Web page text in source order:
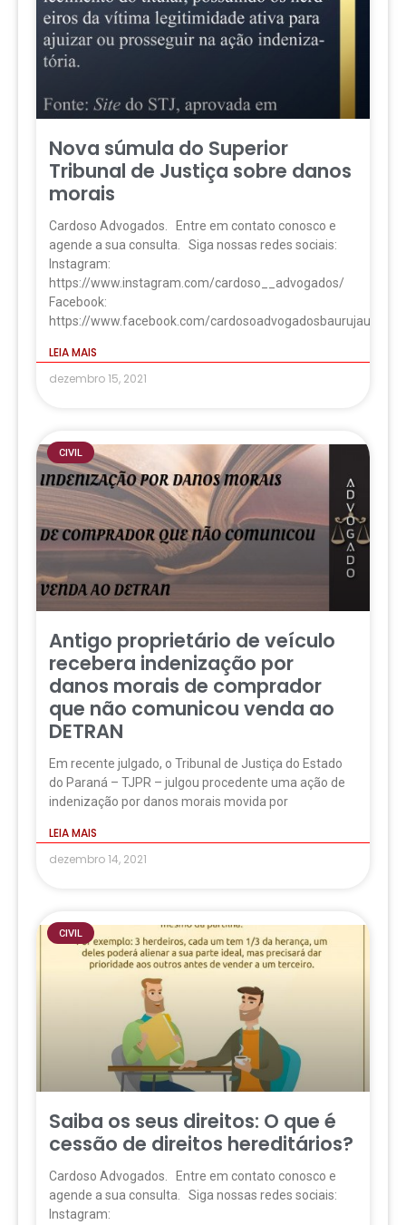
Nova súmula do Superior
Tribunal de Justiça sobre danos
morais
Cardoso Advogados. Entre em contato conosco e
agende a sua consulta. Siga nossas redes sociais:
Instagram:
https://www.instagram.com/cardoso__advogados/
Facebook:
https://www.facebook.com/cardosoadvogadosbaurujau
LEIA MAIS
dezembro 15, 2021
CIVIL
Antigo proprietário de veículo
recebera indenização por
danos morais de comprador
que não comunicou venda ao
DETRAN
Em recente julgado, o Tribunal de Justiça do Estado
do Paraná – TJPR – julgou procedente uma ação de
indenização por danos morais movida por
LEIA MAIS
dezembro 14, 2021
CIVIL
Saiba os seus direitos: O que é
cessão de direitos hereditários?
Cardoso Advogados. Entre em contato conosco e
agende a sua consulta. Siga nossas redes sociais:
Instagram: